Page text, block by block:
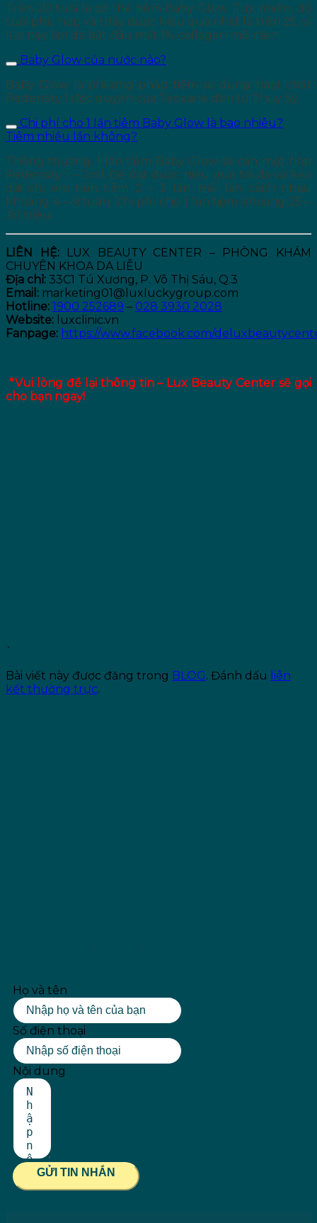
Trên 20 tuổi là có thể tiêm Baby Glow. Tuy nhiên, độ
tuổi phù hợp và thấy được hiệu quả nhất là trên 25, vì
lúc này làn da bắt đầu mất 1% collagen mỗi năm.
Baby Glow của nước nào?
Baby Glow là phương pháp tiêm sử dụng hoạt chất
Redensity 1 độc quyền của Teoxane đến từ Thụy Sỹ.
Chi phí cho 1 lần tiêm Baby Glow là bao nhiêu?
Tiêm nhiều lần không?
Thông thường, 1 lần tiêm Baby Glow sẽ cần một hộp
Redensity 1 – 3ml. Để đạt được hiệu quả tối đa và kéo
dài chị em nên tiêm 2 – 3 lần, mỗi lần cách nhau
khoảng 4 – 6 tuần. Chi phí cho 1 lần tiêm khoảng 25 –
30 triệu.
LIÊN HỆ:LUX BEAUTY CENTER – PHÒNG KHÁM
CHUYÊN KHOA DA LIỄU
Địa chỉ: 33C1 Tú Xương, P. Võ Thị Sáu, Q.3
Email: marketing01@luxluckygroup.com
Hotline: 1900 252689 – 028 3930 2028
Website: luxclinic.vn
Fanpage: https://www.facebook.com/
*Vui lòng để lại thông tin – Lux Beauty Center sẽ gọi
cho bạn ngay!
`
Bài viết này được đăng trong BLOG. Đánh dấu liên
kết thường trực.
Họ và tên
Số điện thoại
Nội dung
GỬI TIN NHẮN